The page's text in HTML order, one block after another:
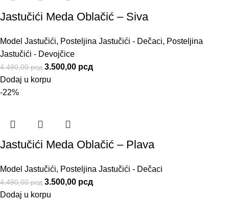
Jastučići Meda Oblačić – Siva
Model Jastučići, Posteljina Jastučići - Dečaci, Posteljina
Jastučići - Devojčice
4.490,00рсд 3.500,00 рсд
Dodaj u korpu
-22%
Jastučići Meda Oblačić – Plava
Model Jastučići, Posteljina Jastučići - Dečaci
4.490,00рсд 3.500,00 рсд
Dodaj u korpu